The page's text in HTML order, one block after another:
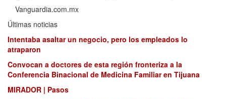
Vanguardia.com.mx
Últimas noticias
Intentaba asaltar un negocio, pero los empleados lo
atraparon
Convocan a doctores de esta región fronteriza a la
Conferencia Binacional de Medicina Familiar en Tijuana
MIRADOR | Pasos